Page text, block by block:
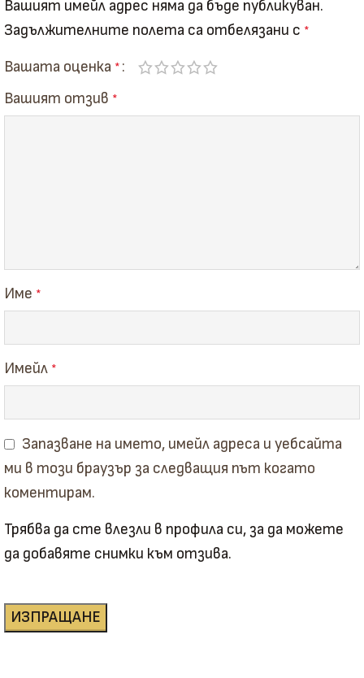
Вашият имейл адрес няма да бъде публикуван.
Задължителните полета са отбелязани с *
Вашата оценка *
Вашият отзив *
Име *
Имейл *
Запазване на името, имейл адреса и уебсайта
ми в този браузър за следващия път когато
коментирам.
Трябва да сте влезли в профила си, за да можете
да добавяте снимки към отзива.